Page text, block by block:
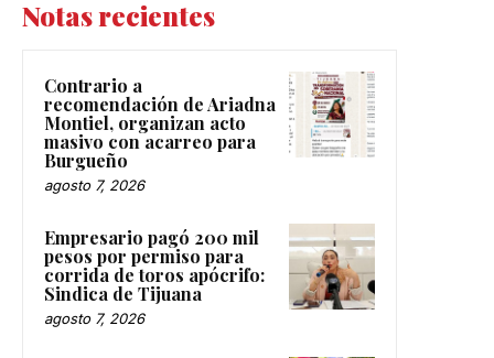
Notas recientes
Contrario a
recomendación de Ariadna
Montiel, organizan acto
masivo con acarreo para
Burgueño
agosto 7, 2026
Empresario pagó 200 mil
pesos por permiso para
corrida de toros apócrifo:
Sindica de Tijuana
agosto 7, 2026